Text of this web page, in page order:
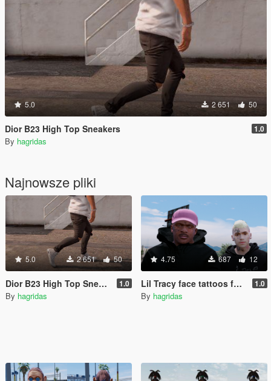
5.0 2 651 50
Dior B23 High Top Sneakers 1.0
By hagridas
Najnowsze pliki
5.0 2 651 50
Dior B23 High Top Sneakers 1.0
By hagridas
4.75 687 12
Lil Tracy face tattoos for Franklin 1.0
By hagridas